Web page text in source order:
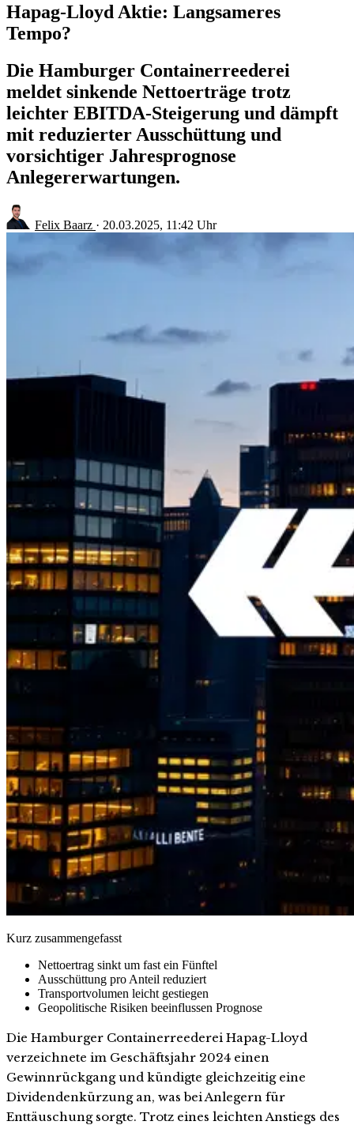
Hapag-Lloyd Aktie: Langsameres
Tempo?
Die Hamburger Containerreederei
meldet sinkende Nettoerträge trotz
leichter EBITDA-Steigerung und dämpft
mit reduzierter Ausschüttung und
vorsichtiger Jahresprognose
Anlegererwartungen.
Felix Baarz · 20.03.2025, 11:42 Uhr
Kurz zusammengefasst
Nettoertrag sinkt um fast ein Fünftel
Ausschüttung pro Anteil reduziert
Transportvolumen leicht gestiegen
Geopolitische Risiken beeinflussen Prognose
Die Hamburger Containerreederei Hapag-Lloyd
verzeichnete im Geschäftsjahr 2024 einen
Gewinnrückgang und kündigte gleichzeitig eine
Dividendenkürzung an, was bei Anlegern für
Enttäuschung sorgte. Trotz eines leichten Anstiegs des